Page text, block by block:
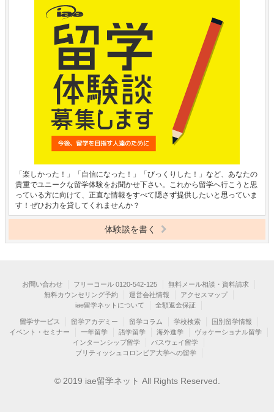
「楽しかった！」「自信になった！」「びっくりした！」など、あなたの
貴重でユニークな留学体験をお聞かせ下さい。これから留学へ行こうと思
っている方に向けて、正直な情報をすべて隠さず提供したいと思っていま
す！ぜひお力を貸してくれませんか？
体験談を書く
お問い合わせ フリーコール 0120-542-125
無料メール相談・資料請求
無料カウンセリング予約
運営会社情報
アクセスマップ
iae留学ネットについて
全額返金保証
留学サービス 留学アカデミー 留学コラム 学校検索
国別留学情報
イベント・セミナー
一年留学 語学留学 海外進学
ヴォケーショナル留学
インターンシップ留学
パスウェイ留学
ブリティッシュコロンビア大学への留学
© 2019 iae留学ネット All Rights Reserved.